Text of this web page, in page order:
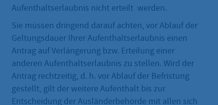
Aufenthaltserlaubnis nicht erteilt werden.
Sie müssen dringend darauf achten, vor Ablauf der
Geltungsdauer Ihrer Aufenthaltserlaubnis einen
Antrag auf Verlängerung bzw. Erteilung einer
anderen Aufenthaltserlaubnis zu stellen. Wird der
Antrag rechtzeitig, d. h. vor Ablauf der Befristung
gestellt, gilt der weitere Aufenthalt bis zur
Entscheidung der Ausländerbehörde mit allen sich